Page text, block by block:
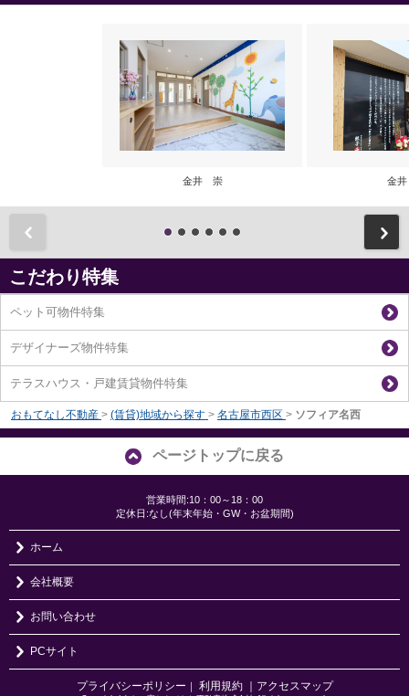
金井 崇 金
こだわり特集
ペット可物件特集
デザイナーズ物件特集
テラスハウス・戸建賃貸物件特集
おもてなし不動産 > (賃貸)地域から探す > 名古屋市西区 > ソフィア名西
ページトップに戻る
営業時間:10：00～18：00
定休日:なし(年末年始・GW・お盆期間)
ホーム
会社概要
お問い合わせ
PCサイト
プライバシーポリシー 利用規約 ｜アクセスマップ